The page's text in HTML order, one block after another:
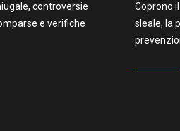
controversie
e verifiche
Coprono
sleale, la